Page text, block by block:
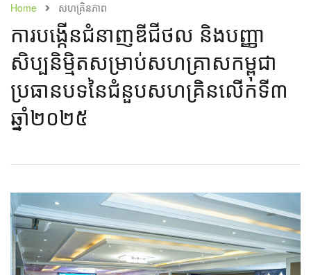
Home សហគ្រិនភាព
ការបង្កើនជំនាញឌីជីថល និងបញ្ញា
សិប្បនិម្មិតសម្រាប់សហគ្រាសកម្ពុជា
ប្រធានបទនៃជំនួបសហគ្រិនលើកទី៣
ឆ្នាំ២០២៥​